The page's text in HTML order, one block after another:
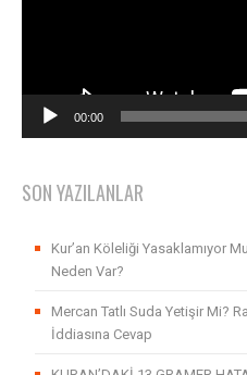
00:00
SON YAZILANLAR
Kur’an Köleliği Yasaklamıyor
Neden Var?
Mercan Tatlı Suda Yetişir Mi?
İddiasına Cevap